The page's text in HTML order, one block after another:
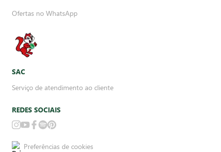
Ofertas no WhatsApp
SAC
Serviço de atendimento ao cliente
REDES SOCIAIS
Preferências de cookies